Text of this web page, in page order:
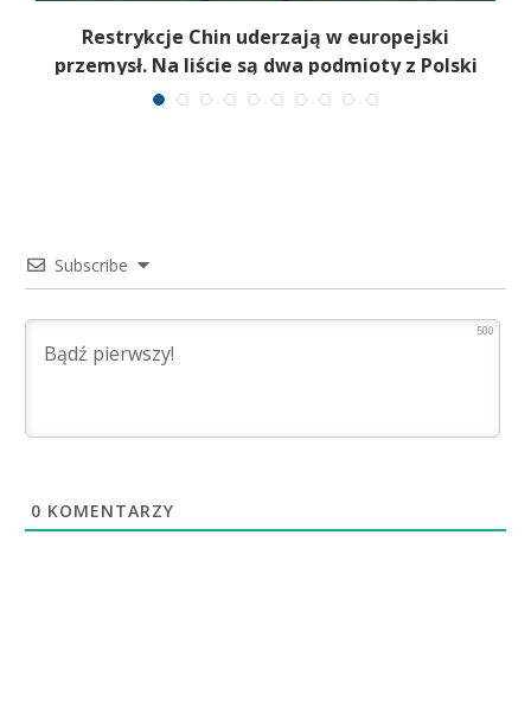
Restrykcje Chin uderzają w europejski
przemysł. Na liście są dwa podmioty z Polski
Subscribe
500
0 KOMENTARZY